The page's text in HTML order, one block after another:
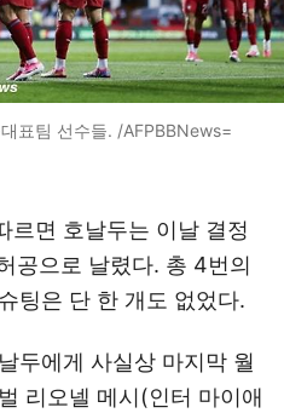
표팀 선수들. /AFPBBNews=
르면 호날두는 이날 결정
공으로 날렸다. 총 4번의
팅은 단 한 개도 없었다.
두에게 사실상 마지막 월
리오넬 메시(인터 마이애